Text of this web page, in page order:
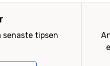
senaste tipsen